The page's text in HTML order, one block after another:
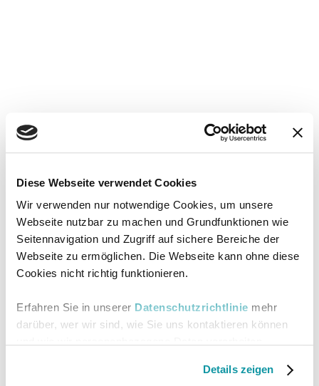
Diese Webseite verwendet Cookies
Wir verwenden nur notwendige Cookies, um unsere
Webseite nutzbar zu machen und Grundfunktionen wie
Seitennavigation und Zugriff auf sichere Bereiche der
Webseite zu ermöglichen. Die Webseite kann ohne diese
Cookies nicht richtig funktionieren.
Erfahren Sie in unserer Datenschutzrichtlinie mehr
darüber, wer wir sind, wie Sie uns kontaktieren können
Details zeigen